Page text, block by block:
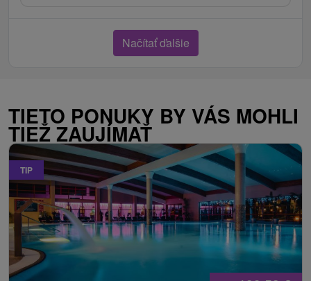
Načítať ďalšie
TIETO PONUKY BY VÁS MOHLI
TIEŽ ZAUJÍMAŤ
TIP